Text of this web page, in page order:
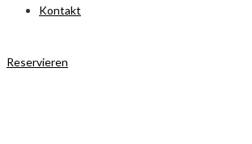
Kontakt
Reservieren